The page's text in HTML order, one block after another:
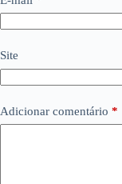
Site
Adicionar comentário *